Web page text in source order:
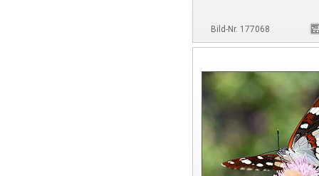
Bild-Nr. 177068